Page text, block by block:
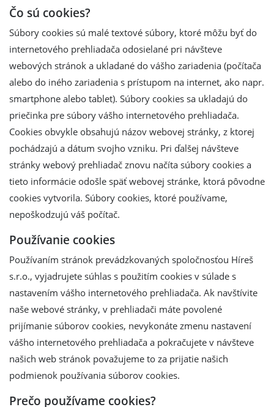
Čo sú cookies?
Súbory cookies sú malé textové súbory, ktoré môžu byť do
internetového prehliadača odosielané pri návšteve
webových stránok a ukladané do vášho zariadenia (počítača
alebo do iného zariadenia s prístupom na internet, ako napr.
smartphone alebo tablet). Súbory cookies sa ukladajú do
priečinka pre súbory vášho internetového prehliadača.
Cookies obvykle obsahujú názov webovej stránky, z ktorej
pochádzajú a dátum svojho vzniku. Pri ďalšej návšteve
stránky webový prehliadač znovu načíta súbory cookies a
tieto informácie odošle späť webovej stránke, ktorá pôvodne
cookies vytvorila. Súbory cookies, ktoré používame,
nepoškodzujú váš počítač.
Používanie cookies
Používaním stránok prevádzkovaných spoločnosťou Híreš
s.r.o., vyjadrujete súhlas s použitím cookies v súlade s
nastavením vášho internetového prehliadača. Ak navštívite
naše webové stránky, v prehliadači máte povolené
prijímanie súborov cookies, nevykonáte zmenu nastavení
vášho internetového prehliadača a pokračujete v návšteve
našich web stránok považujeme to za prijatie našich
podmienok používania súborov cookies.
Prečo používame cookies?